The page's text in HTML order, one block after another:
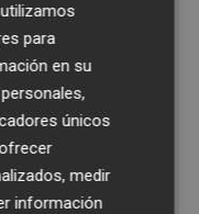
para
está
ha
reconocer "el
para
en su
únicos
medir
información